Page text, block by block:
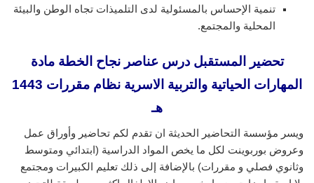
تنمية الإحساس بالمسئولية لدى التلميذات تجاه الوطن والبيئة
المحلية والمجتمع.
تحضير المستقبل درس عناصر نجاح الخطة مادة
المهارات الحياتية والتربية الاسرية نظام مقررات 1443
هـ
ويسر مؤسسة التحاضير الحديثة ان تقدم لكم تحاضير وأوراق عمل
وعروض بوربوينت لكل ما يخص المواد الدراسية (ابتدائي ومتوسط
وثانوي فصلي و مقررات) بالإضافة إلى ذلك تعليم الكبيرات ومجتمع